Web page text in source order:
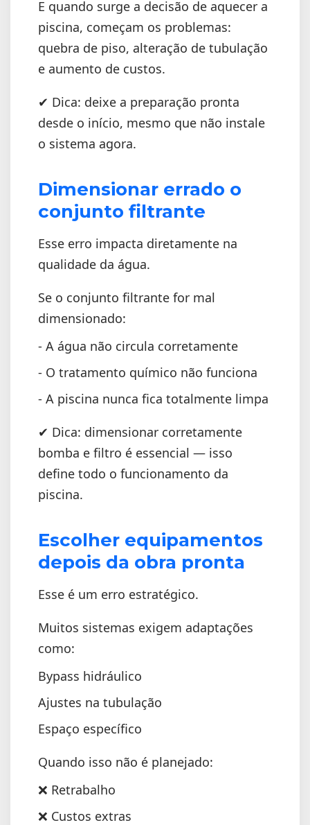
E quando surge a decisão de aquecer a
piscina, começam os problemas:
quebra de piso, alteração de tubulação
e aumento de custos.
✔ Dica: deixe a preparação pronta
desde o início, mesmo que não instale
o sistema agora.
Dimensionar errado o
conjunto filtrante
Esse erro impacta diretamente na
qualidade da água.
Se o conjunto filtrante for mal
dimensionado:
- A água não circula corretamente
- O tratamento químico não funciona
- A piscina nunca fica totalmente limpa
✔ Dica: dimensionar corretamente
bomba e filtro é essencial — isso
define todo o funcionamento da
piscina.
Escolher equipamentos
depois da obra pronta
Esse é um erro estratégico.
Muitos sistemas exigem adaptações
como:
Bypass hidráulico
Ajustes na tubulação
Espaço específico
Quando isso não é planejado:
❌ Retrabalho
❌ Custos extras